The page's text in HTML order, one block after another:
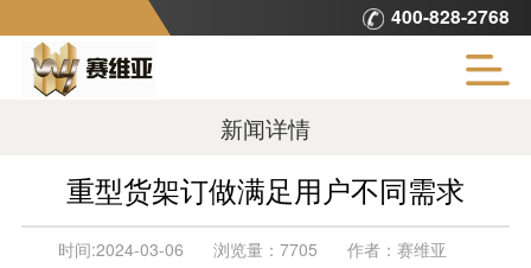
400-828-2768
新闻详情
重型货架订做满足用户不同需求
时间:2024-03-06 浏览量： 7705 作者： 赛维亚